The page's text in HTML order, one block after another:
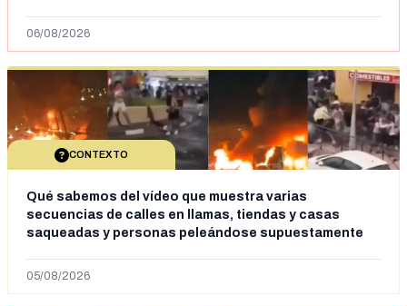
06/08/2026
CONTEXTO
Qué sabemos del vídeo que muestra varias
secuencias de calles en llamas, tiendas y casas
saqueadas y personas peleándose supuestamente
situación irregular a Ceuta
05/08/2026